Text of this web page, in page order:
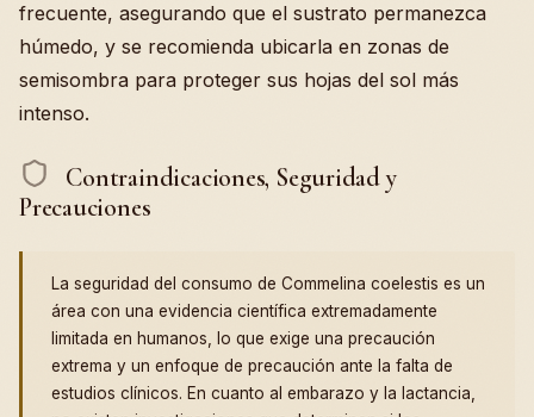
frecuente, asegurando que el sustrato permanezca
húmedo, y se recomienda ubicarla en zonas de
semisombra para proteger sus hojas del sol más
intenso.
Contraindicaciones, Seguridad y
Precauciones
La seguridad del consumo de Commelina coelestis es un
área con una evidencia científica extremadamente
limitada en humanos, lo que exige una precaución
extrema y un enfoque de precaución ante la falta de
estudios clínicos. En cuanto al embarazo y la lactancia,